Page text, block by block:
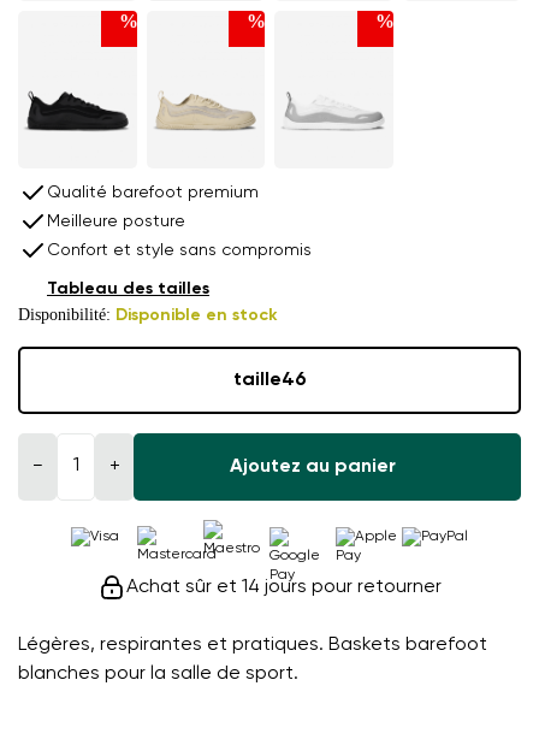
Légères, respirantes et pratiques. Baskets barefoot
blanches pour la salle de sport.
% % %
Qualité barefoot premium
Meilleure posture
Confort et style sans compromis
Disponibilité: Disponible en stock
Tableau des tailles
taille46
− + Ajoutez au panier
Achat sûr et 14 jours pour retourner